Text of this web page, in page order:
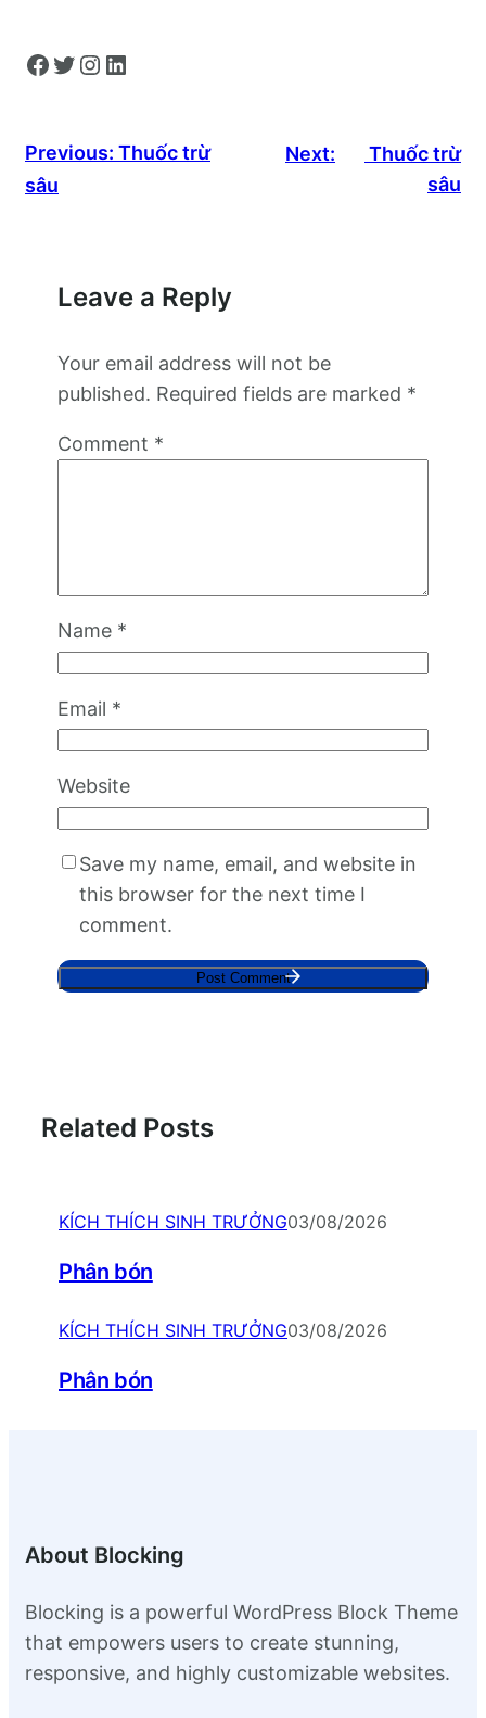
Facebook Twitter Instagram LinkedIn
Previous: Thuốc trừ
sâu
Next:
Thuốc trừ
sâu
Leave a Reply
Your email address will not be
published. Required fields are marked *
Comment *
Name *
Email *
Website
Save my name, email, and website in
this browser for the next time I
comment.
Related Posts
KÍCH THÍCH SINH TRƯỞNG03/08/2026
Phân bón
KÍCH THÍCH SINH TRƯỞNG03/08/2026
Phân bón
About Blocking
Blocking is a powerful WordPress Block Theme
that empowers users to create stunning,
responsive, and highly customizable websites.